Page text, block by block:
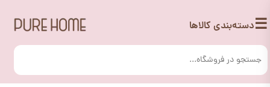
☰دسته‌بندی کالاها